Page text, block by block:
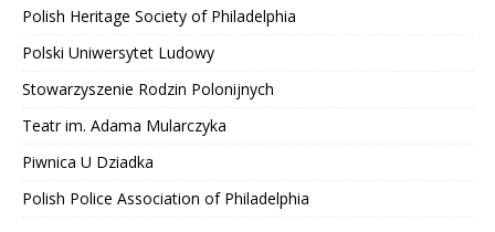
Polish Heritage Society of Philadelphia
Polski Uniwersytet Ludowy
Stowarzyszenie Rodzin Polonijnych
Teatr im. Adama Mularczyka
Piwnica U Dziadka
Polish Police Association of Philadelphia